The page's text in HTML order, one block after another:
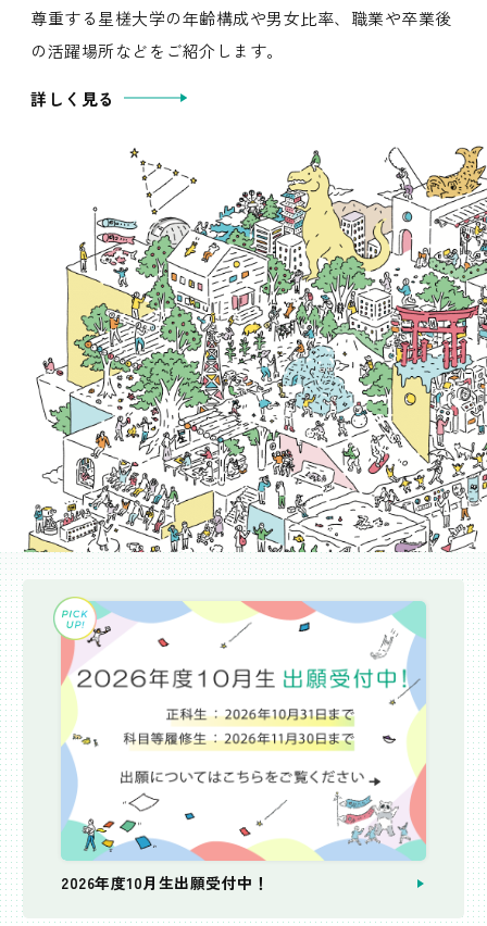
尊重する星槎大学の年齢構成や男女比率、職業や卒業後
の活躍場所などをご紹介します。
詳しく見る
2026年度10月生出願受付中！